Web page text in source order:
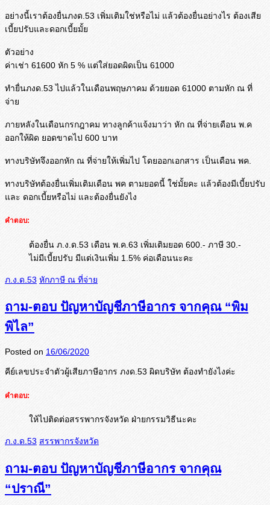
อย่างนี้เราต้องยื่นภงด.53 เพิ่มเติมใช่หรือไม่ แล้วต้องยื่นอย่างไร ต้องเสีย
เบี้ยปรับและดอกเบี้ยมั้ย
ตัวอย่าง
ค่าเช่า 61600 หัก 5 % แต่ใส่ยอดผิดเป็น 61000
ทำยื่นภงด.53 ไปแล้วในเดือนพฤษภาคม ด้วยยอด 61000 ตามหัก ณ ที่
จ่าย
ภายหลังในเดือนกรกฎาคม ทางลูกค้าแจ้งมาว่า หัก ณ ที่จ่ายเดือน พ.ค
ออกให้ผิด ยอดขาดไป 600 บาท
ทางบริษัทจึงออกหัก ณ ที่จ่ายให้เพิ่มไป โดยออกเอกสาร เป็นเดือน พค.
ทางบริษัทต้องยื่นเพิ่มเติมเดือน พค ตามยอดนี้ ใช่มั้ยคะ แล้วต้องมีเบี้ยปรับ
และ ดอกเบี้ยหรือไม่ และต้องยื่นยังไง
คำตอบ:
ต้องยื่น ภ.ง.ด.53 เดือน พ.ค.63 เพิ่มเติมยอด 600.- ภาษี 30.-
ไม่มีเบี้ยปรับ มีแต่เงินเพิ่ม 1.5% ค่อเดือนนะคะ
ภ.ง.ด.53 หักภาษี ณ ที่จ่าย
ถาม-ตอบ ปัญหาบัญชีภาษีอากร จากคุณ “พิม
พิไล”
Posted on 16/06/2020
คีย์เลขประจำตัวผู้เสียภาษีอากร ภงด.53 ผิดบริษัท ต้องทำยังไงค่ะ
คำตอบ:
ให้ไปติดต่อสรรพากรจังหวัด ฝ่ายกรรมวิธีนะคะ
ภ.ง.ด.53 สรรพากรจังหวัด
ถาม-ตอบ ปัญหาบัญชีภาษีอากร จากคุณ
“ปราณี”